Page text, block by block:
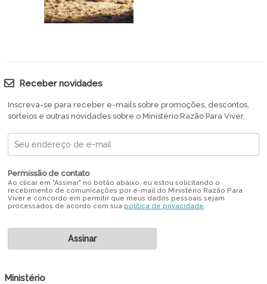
Receber novidades
Inscreva-se para receber e-mails sobre promoções, descontos,
sorteios e outras novidades sobre o Ministério Razão Para Viver.
Permissão de contato
Ao clicar em "Assinar" no botão abaixo, eu estou solicitando o
recebimento de comunicações por e-mail do Ministério Razão Para
Viver e concordo em permitir que meus dados pessoais sejam
processados de acordo com sua política de privacidade.
Ministério